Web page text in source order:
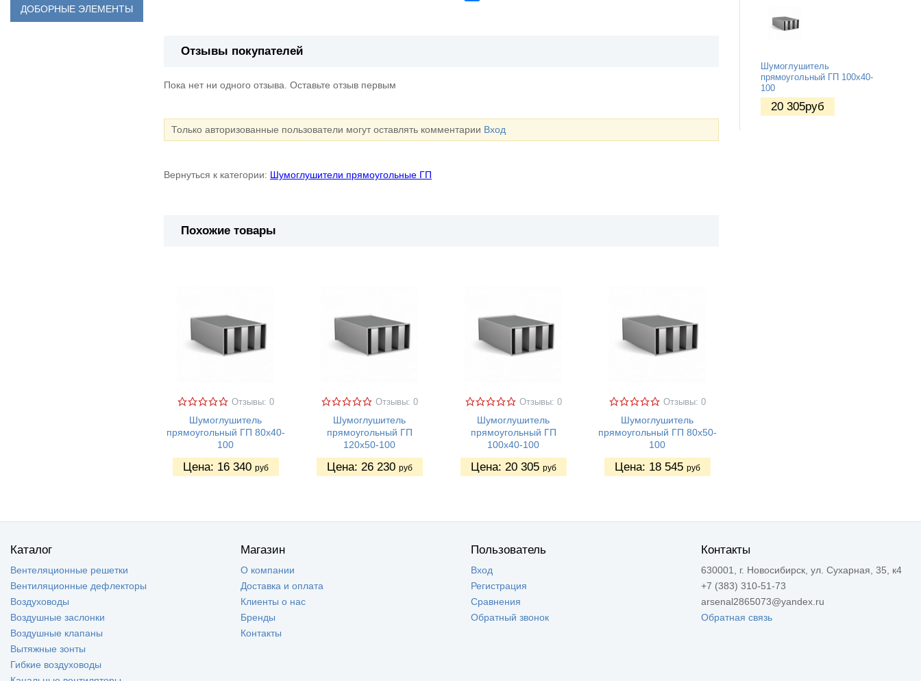
ДОБОРНЫЕ ЭЛЕМЕНТЫ
Отзывы покупателей
Пока нет ни одного отзыва. Оставьте отзыв первым
Только авторизованные пользователи могут оставлять комментарии Вход
Вернуться к категории: Шумоглушители прямоугольные ГП
Похожие товары
Отзывы: 0
Шумоглушитель
прямоугольный ГП 80х40-
100
Цена: 16 340 руб
Отзывы: 0
Шумоглушитель
прямоугольный ГП
120х50-100
Цена: 26 230 руб
Отзывы: 0
Шумоглушитель
прямоугольный ГП
100х40-100
Цена: 20 305 руб
Отзывы: 0
Шумоглушитель
прямоугольный ГП 80х50-
100
Цена: 18 545 руб
Шумоглушитель
прямоугольный ГП 100х40-
100
20 305руб
Каталог
Вентеляционные решетки
Вентиляционные дефлекторы
Воздуховоды
Воздушные заслонки
Воздушные клапаны
Вытяжные зонты
Гибкие воздуховоды
Магазин
О компании
Доставка и оплата
Клиенты о нас
Бренды
Контакты
Пользователь
Вход
Регистрация
Сравнения
Обратный звонок
Контакты
630001, г. Новосибирск, ул. Сухарная, 35, к4
+7 (383) 310-51-73
arsenal2865073@yandex.ru
Обратная связь